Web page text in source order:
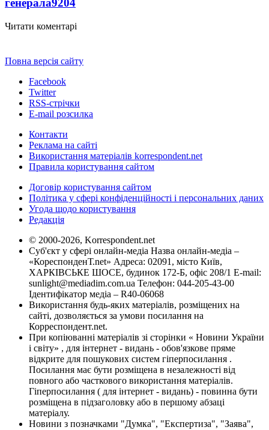
генерала9204
Читати коментарі
Повна версія сайту
Facebook
Twitter
RSS-стрічки
E-mail розсилка
Контакти
Реклама на сайті
Використання матеріалів korrespondent.net
Правила користування сайтом
Договір користування сайтом
Політика у сфері конфіденційності і персональних даних
Угода щодо користування
Редакція
© 2000-2026, Korrespondent.net
Суб'єкт у сфері онлайн-медіа Назва онлайн-медіа –
«КореспонденТ.net» Адреса: 02091, місто Київ,
ХАРКІВСЬКЕ ШОСЕ, будинок 172-Б, офіс 208/1 E-mail:
sunlight@mediadim.com.ua Телефон: 044-205-43-00
Ідентифікатор медіа – R40-06068
Використання будь-яких матеріалів, розміщених на
сайті, дозволяється за умови посилання на
Корреспондент.net.
При копіюванні матеріалів зі сторінки « Новини України
і світу» , для інтернет - видань - обов'язкове пряме
відкрите для пошукових систем гіперпосилання .
Посилання має бути розміщена в незалежності від
повного або часткового використання матеріалів.
Гіперпосилання ( для інтернет - видань) - повинна бути
розміщена в підзаголовку або в першому абзаці
матеріалу.
Новини з позначками "Думка", "Експертиза", "Заява",